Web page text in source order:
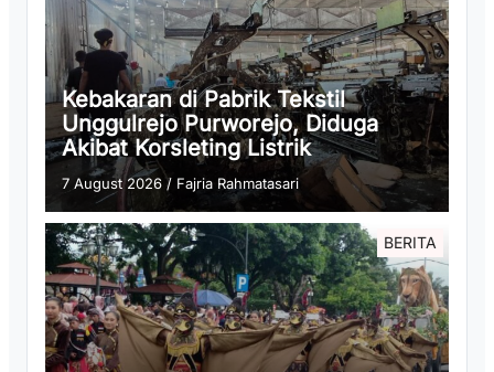
Kebakaran di Pabrik Tekstil
Unggulrejo Purworejo, Diduga
Akibat Korsleting Listrik
7 August 2026/ Fajria Rahmatasari
BERITA